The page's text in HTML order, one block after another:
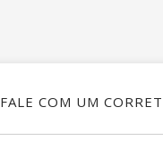
FALE COM UM